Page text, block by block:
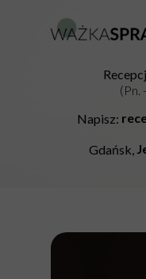
Gdańsk,
Napisz:
(Pn.